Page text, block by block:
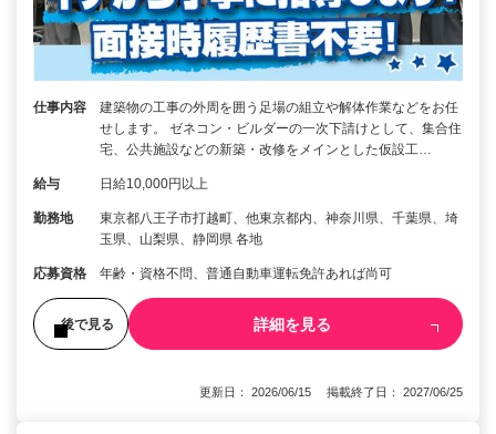
仕事内容
建築物の工事の外周を囲う足場の組立や解体作業などをお任
せします。 ゼネコン・ビルダーの一次下請けとして、集合住
宅、公共施設などの新築・改修をメインとした仮設工…
給与 日給10,000円以上
勤務地
東京都八王子市打越町、他東京都内、神奈川県、千葉県、埼
玉県、山梨県、静岡県 各地
応募資格 年齢・資格不問、普通自動車運転免許あれば尚可
後で見る 詳細を見る
更新日： 2026/06/15 掲載終了日： 2027/06/25